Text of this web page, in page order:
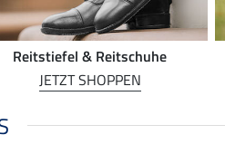
Reitstiefel & Reitschuhe
JETZT SHOPPEN